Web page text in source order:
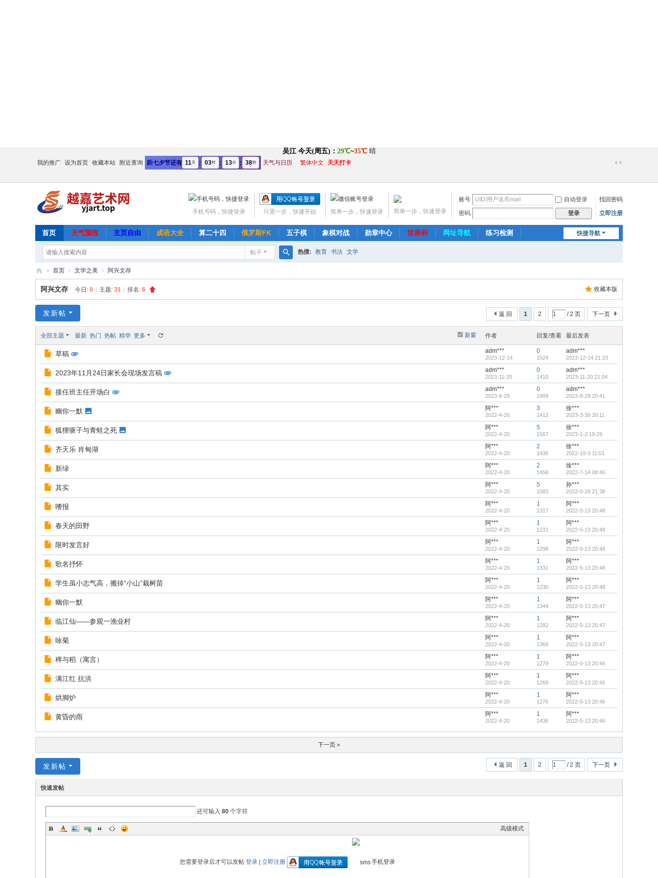
我的推广 设为首页 收藏本站 附近查询 距七夕节还有 11天 : 03时 : 13分 : 37秒 天气与日历 繁体中文 天天打卡
换
宽
账号 自动登录
找回密码
密码
登录 立即注册
简单一步，快速登录
简单一步，快速登录
只需一步，快速开始
手机号码，快捷登录
快捷导航
首页 天气预报 主页自由 成语大全 算二十四 俄罗斯FK 五子棋 象棋对战 勋章中心 世界杯 网址导航
练习检测
帖子
索
热搜: 教育 书法 文学
越
嘉
术
» 首页 › 文学之美 › 阿兴文存
收藏本版
阿兴文存 今日: 0 主题: 31 排名: 6
1 2 / 2 页 下一页
返 回
发新帖
新窗
全部主题 最新 热门 热帖 精华 更多 作者 回复/查看 最后发表
草稿 adm***
2023-12-14
0
1524
adm***
2023-12-14 21:23
2023年11月24日家长会现场发言稿 adm***
2023-11-20
0
1410
adm***
2023-11-20 21:04
接任班主任开场白 adm***
2023-8-29
0
1999
adm***
2023-8-29 20:41
幽你一默 阿***
2022-4-20
3
1412
徐***
2023-3-30 20:11
狐狸驱子与青蛙之死 阿***
2022-4-20
5
1567
徐***
2023-1-2 19:29
齐天乐 肖甸湖 阿***
2022-4-20
2
1436
徐***
2022-10-3 11:01
新绿 阿***
2022-4-20
2
1458
徐***
2022-7-14 08:46
其实 阿***
2022-4-20
5
1583
孙***
2022-5-28 21:38
嗜报 阿***
2022-4-20
1
1317
阿***
2022-5-13 20:48
春天的田野 阿***
2022-4-20
1
1231
阿***
2022-5-13 20:48
限时发言好 阿***
2022-4-20
1
1298
阿***
2022-5-13 20:48
歌名抒怀 阿***
2022-4-20
1
1331
阿***
2022-5-13 20:48
学生虽小志气高，搬掉“小山”栽树苗 阿***
2022-4-20
1
1230
阿***
2022-5-13 20:48
幽你一默 阿***
2022-4-20
1
1344
阿***
2022-5-13 20:47
临江仙——参观一渔业村 阿***
2022-4-20
1
1282
阿***
2022-5-13 20:47
咏菊 阿***
2022-4-20
1
1369
阿***
2022-5-13 20:47
稗与稻（寓言） 阿***
2022-4-20
1
1279
阿***
2022-5-13 20:46
满江红 抗洪 阿***
2022-4-20
1
1269
阿***
2022-5-13 20:46
烘脚炉 阿***
2022-4-20
1
1276
阿***
2022-5-13 20:46
黄昏的雨 阿***
2022-4-20
1
1436
阿***
2022-5-13 20:46
下一页 »
1 2 / 2 页 下一页
返 回
发新帖
快速发帖
还可输入 80 个字符
高级模式
您需要登录后才可以发帖 登录 立即注册 手机登录